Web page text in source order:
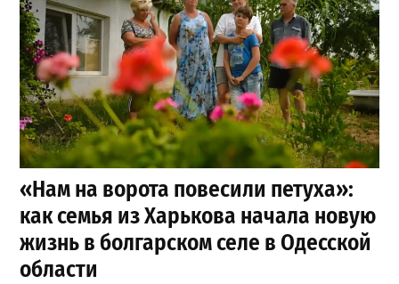
«Нам на ворота повесили петуха»:
как семья из Харькова начала новую
жизнь в болгарском селе в Одесской
области